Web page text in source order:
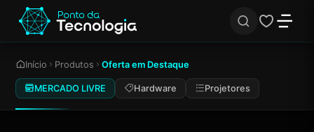
Início Produtos Oferta em Destaque
MERCADO LIVRE Hardware Projetores